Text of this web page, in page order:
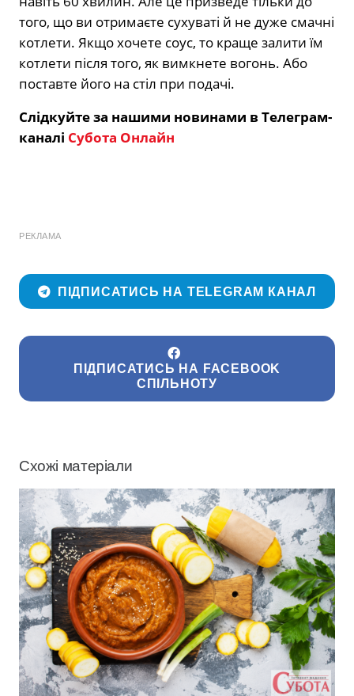
того, що ви отримаєте сухуваті й не дуже смачні
котлети. Якщо хочете соус, то краще залити їм
котлети після того, як вимкнете вогонь. Або
поставте його на стіл при подачі.
Слідкуйте за нашими новинами в Телеграм-
каналі Субота Онлайн
РЕКЛАМА
ПІДПИСАТИСЬ НА TELEGRAM КАНАЛ
ПІДПИСАТИСЬ НА FACEBOOK
СПІЛЬНОТУ
Схожі матеріали